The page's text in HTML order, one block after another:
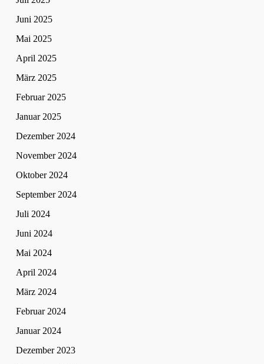
Juni 2025
Mai 2025
April 2025
März 2025
Februar 2025
Januar 2025
Dezember 2024
November 2024
Oktober 2024
September 2024
Juli 2024
Juni 2024
Mai 2024
April 2024
März 2024
Februar 2024
Januar 2024
Dezember 2023